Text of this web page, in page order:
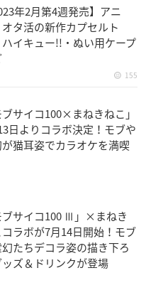
年2月第4週発売】アニ
オタ活の新作カプセルト
イキュー!!・ぬい用ケープ
155
ブサイコ100×まねきねこ」
日よりコラボ決定！モブや
猫耳姿でカラオケを満喫
ブサイコ100 Ⅲ」×まねき
ラボが7月14日開始！モブ
たちデコラ姿の描き下ろ
ッズ＆ドリンクが登場